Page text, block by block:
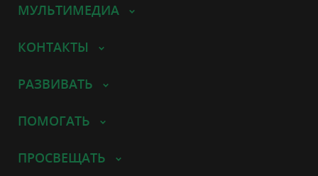
МУЛЬТИМЕДИА
КОНТАКТЫ
РАЗВИВАТЬ
ПОМОГАТЬ
ПРОСВЕЩАТЬ